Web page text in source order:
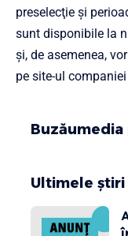
preselecţie şi
sunt disponibile la
şi, de asemenea,
pe site-ul companiei
Ultimele știri